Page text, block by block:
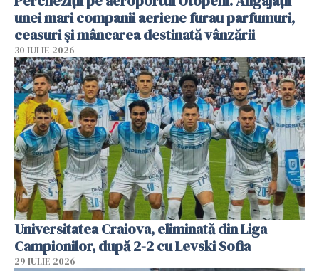
unei mari companii aeriene furau parfumuri,
ceasuri și mâncarea destinată vânzării
30 IULIE 2026
Universitatea Craiova, eliminată din Liga
Campionilor, după 2-2 cu Levski Sofia
29 IULIE 2026